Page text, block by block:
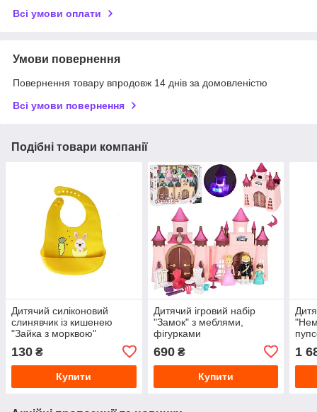
Всі умови оплати
Умови повернення
Повернення товару впродовж 14 днів за домовленістю
Всі умови повернення
Подібні товари компанії
Дитячий силіконовий
слинявчик із кишенею
"Зайка з морквою"
130 ₴
Купити
Дитячий ігровий набір
"Замок" з меблями,
фігурками
690₴
Купити
1